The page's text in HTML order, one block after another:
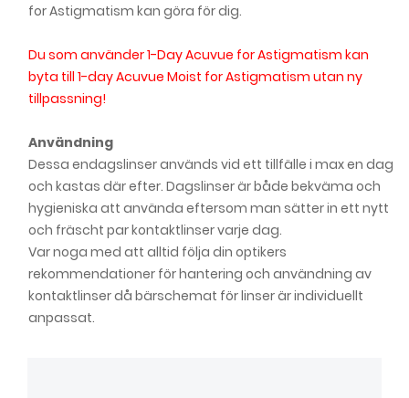
for Astigmatism kan göra för dig.
Du som använder 1-Day Acuvue for Astigmatism kan
byta till 1-day Acuvue Moist for Astigmatism utan ny
tillpassning!
Användning
Dessa endagslinser används vid ett tillfälle i max en dag
och kastas där efter. Dagslinser är både bekväma och
hygieniska att använda eftersom man sätter in ett nytt
och fräscht par kontaktlinser varje dag.
Var noga med att alltid följa din optikers
rekommendationer för hantering och användning av
kontaktlinser då bärschemat för linser är individuellt
anpassat.